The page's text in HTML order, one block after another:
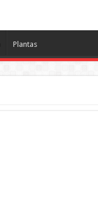
Plantas